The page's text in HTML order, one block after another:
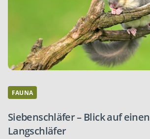
FAUNA
Siebenschläfer – Blick auf einen
Langschläfer